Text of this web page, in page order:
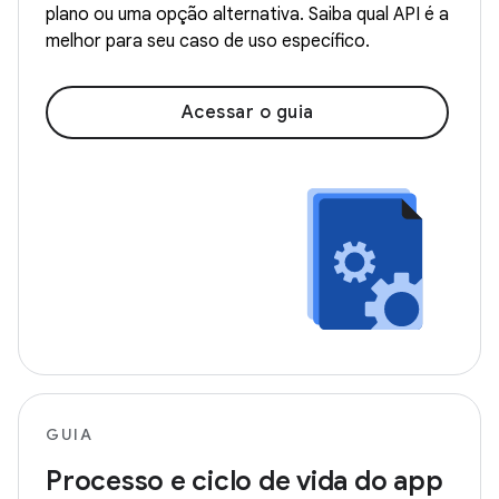
plano ou uma opção alternativa. Saiba qual API é a
melhor para seu caso de uso específico.
Acessar o guia
GUIA
Processo e ciclo de vida do app